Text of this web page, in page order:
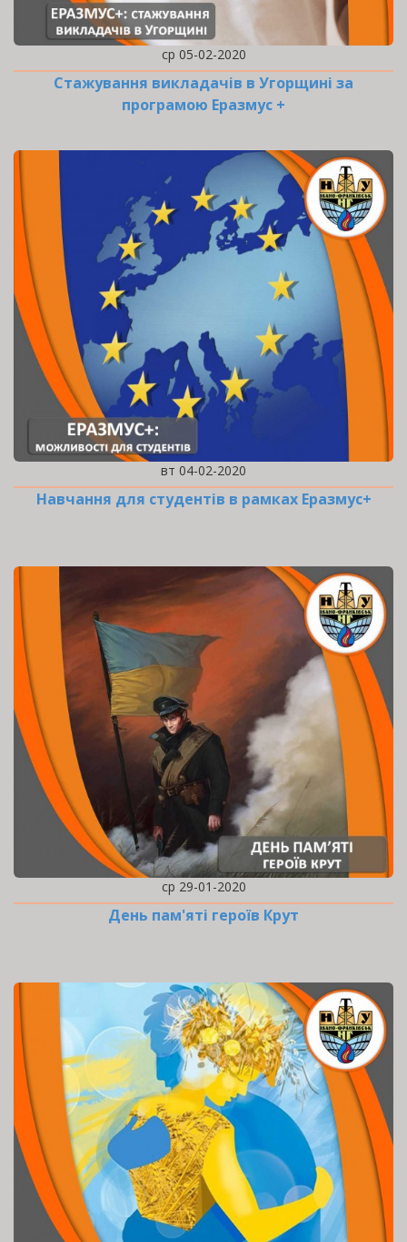
ср 05-02-2020
Стажування викладачів в Угорщині за
програмою Еразмус +
вт 04-02-2020
Навчання для студентів в рамках Еразмус+
ср 29-01-2020
День пам'яті героїв Крут